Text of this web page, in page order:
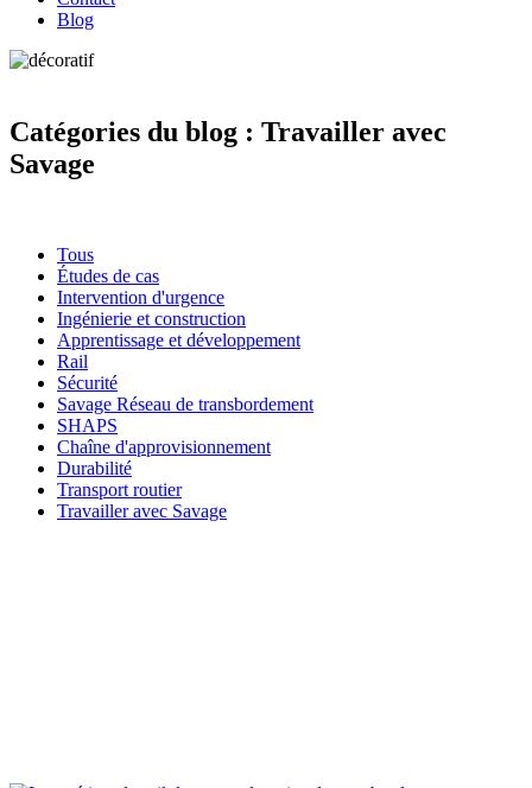
Blog
Catégories du blog : Travailler avec
Savage
Tous
Études de cas
Intervention d'urgence
Ingénierie et construction
Apprentissage et développement
Rail
Sécurité
Savage Réseau de transbordement
SHAPS
Chaîne d'approvisionnement
Durabilité
Transport routier
Travailler avec Savage